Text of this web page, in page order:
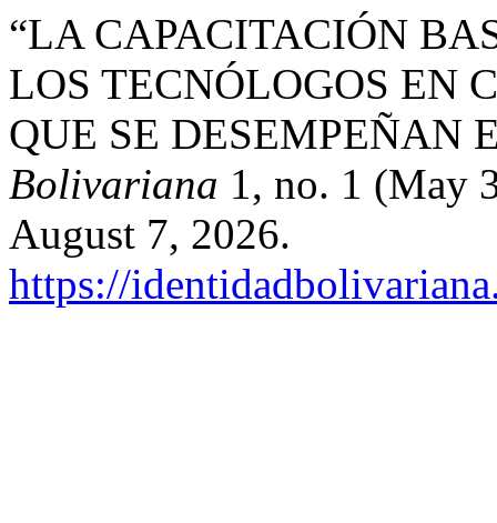
“LA CAPACITACIÓN
LOS TECNÓLOGOS EN
QUE SE DESEMPEÑAN
Bolivariana 1, no. 1 (May
August 7, 2026.
https://